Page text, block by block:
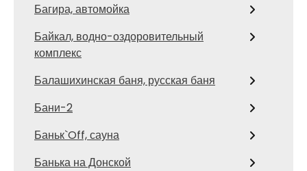
Багира, автомойка
Байкал, водно-оздоровительный
комплекс
Балашихинская баня, русская баня
Бани-2
Баньк`Off, сауна
Банька на Донской